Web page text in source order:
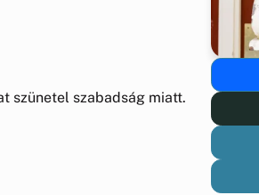
szünetel szabadság miatt.